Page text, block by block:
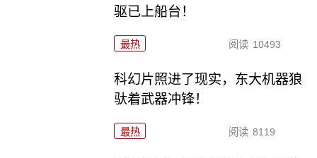
驱已上船台！
最热 阅读 10493
科幻片照进了现实，东大机器狼
驮着武器冲锋！
最热 阅读 8119